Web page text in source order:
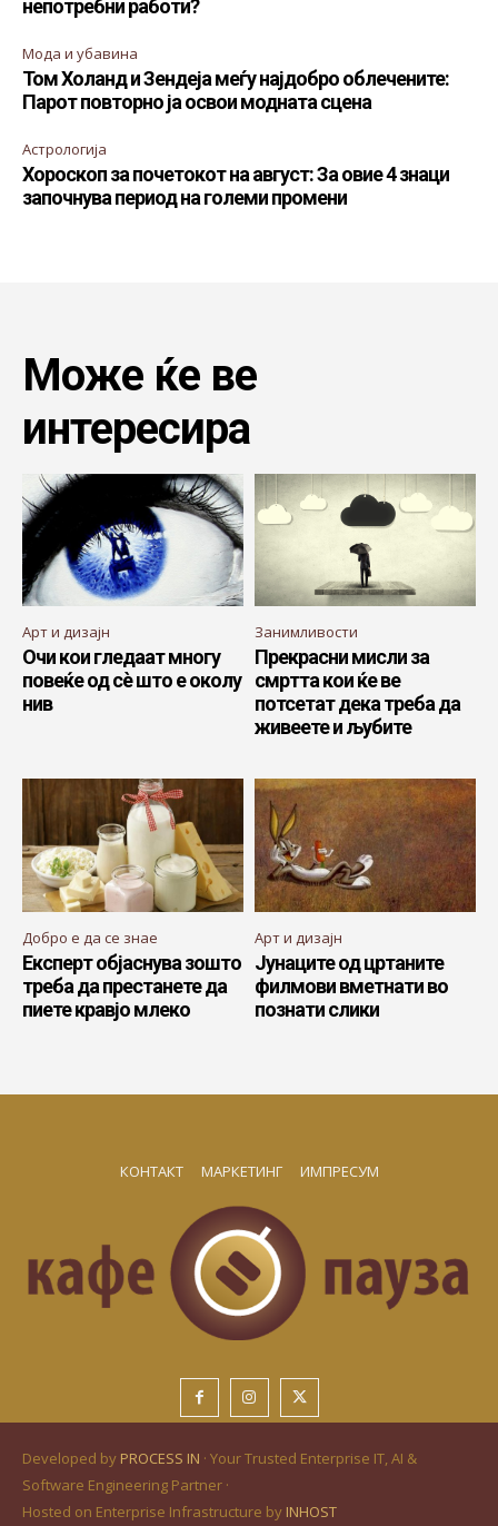
непотребни работи?
Мода и убавина
Том Холанд и Зендеја меѓу најдобро облечените:
Парот повторно ја освои модната сцена
Астрологија
Хороскоп за почетокот на август: За овие 4 знаци
започнува период на големи промени
Може ќе ве
интересира
Арт и дизајн
Oчи кои гледаат многу
повеќе од сè што е околу
нив
Занимливости
Прекрасни мисли за
смртта кои ќе ве
потсетат дека треба да
живеете и љубите
Добро е да се знае
Експерт објаснува зошто
треба да престанете да
пиете кравјо млеко
Арт и дизајн
Јунаците од цртаните
филмови вметнати во
познати слики
КОНТАКТ МАРКЕТИНГ ИМПРЕСУМ
Developed by PROCESS IN · Your Trusted Enterprise IT, AI &
Software Engineering Partner ·
Hosted on Enterprise Infrastructure by INHOST